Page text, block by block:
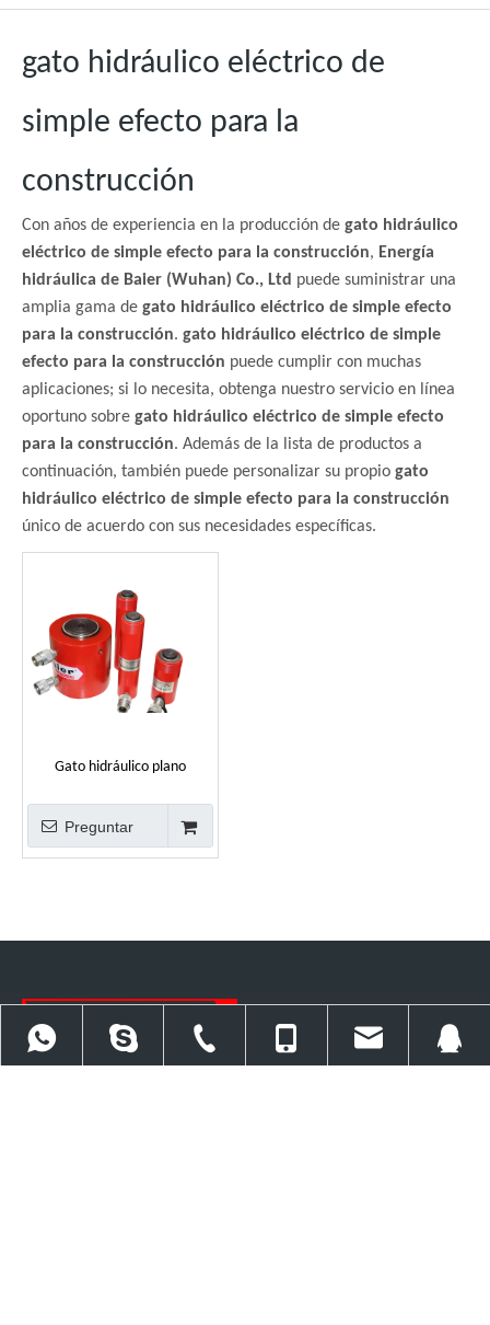
gato hidráulico eléctrico de
simple efecto para la
construcción
Con años de experiencia en la producción de gato hidráulico
eléctrico de simple efecto para la construcción, Energía
hidráulica de Baier (Wuhan) Co., Ltd puede suministrar una
amplia gama de gato hidráulico eléctrico de simple efecto
para la construcción. gato hidráulico eléctrico de simple
efecto para la construcción puede cumplir con muchas
aplicaciones; si lo necesita, obtenga nuestro servicio en línea
oportuno sobre gato hidráulico eléctrico de simple efecto
para la construcción. Además de la lista de productos a
continuación, también puede personalizar su propio gato
hidráulico eléctrico de simple efecto para la construcción
único de acuerdo con sus necesidades específicas.
Gato hidráulico plano
para construcción
Preguntar